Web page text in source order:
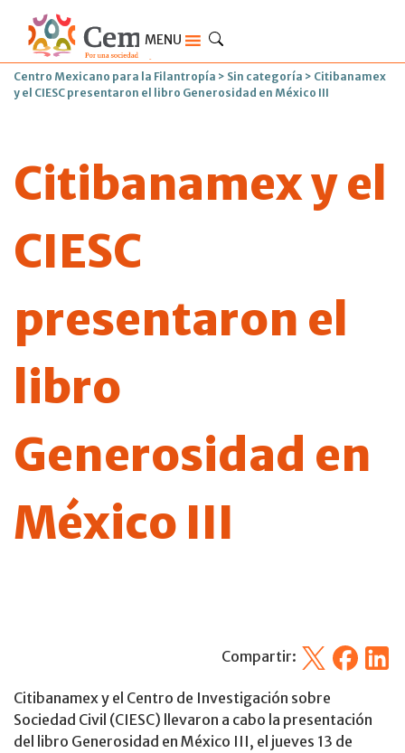
MENU
Centro Mexicano para la Filantropía > Sin categoría > Citibanamex
y el CIESC presentaron el libro Generosidad en México III
Citibanamex y el
CIESC
presentaron el
libro
Generosidad en
México III
Compartir: X Facebook
Citibanamex y el Centro de Investigación sobre
Sociedad Civil (CIESC) llevaron a cabo la presentación
del libro Generosidad en México III, el jueves 13 de